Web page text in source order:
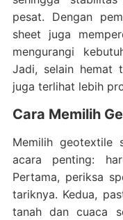
pesat. Dengan
sheet juga
mengurangi
Jadi, selain hemat
juga terlihat lebih
Cara Memilih
Memilih geotextile
acara penting:
Pertama, periksa
tariknya. Kedua,
tanah dan cuaca